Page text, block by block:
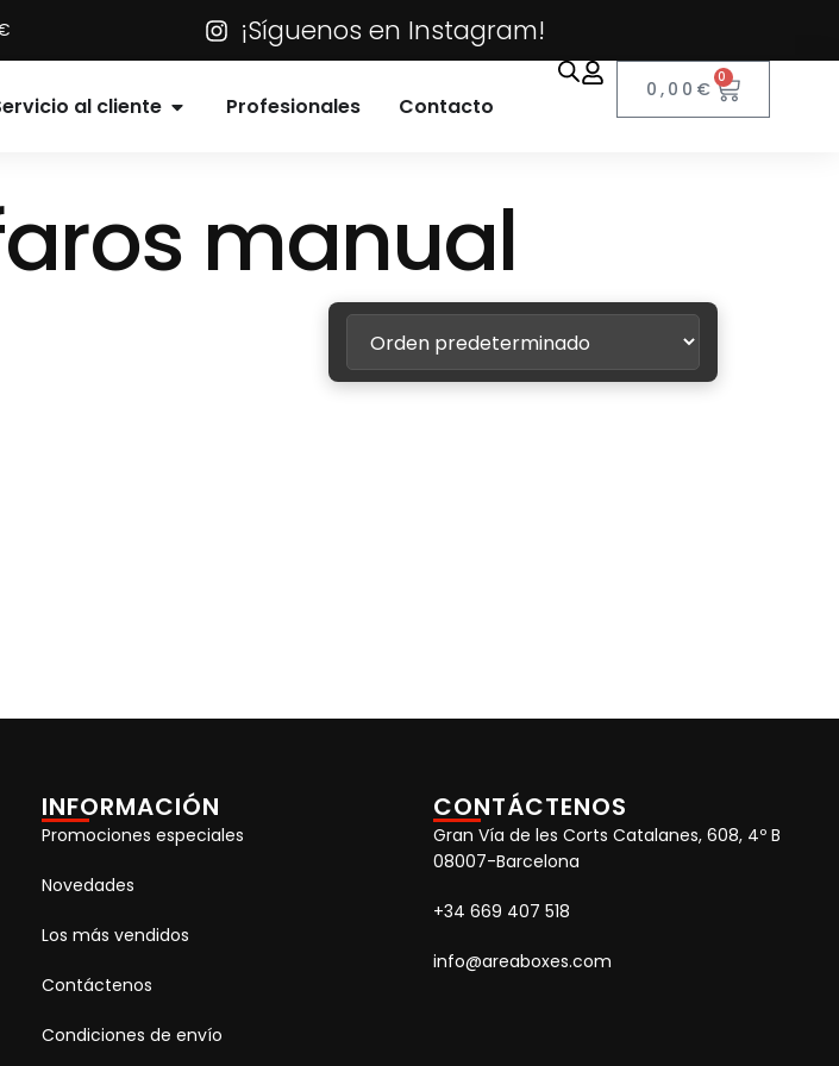
¡Síguenos en Instagram!
al cliente Profesionales Contacto
0,00 €
0
manual
INFORMACIÓN
Promociones especiales
Novedades
Los más vendidos
Contáctenos
Condiciones de envío
CONTÁCTENOS
Gran Vía de les Corts Catalanes, 608, 4º B
08007-Barcelona
+34 669 407 518
info@areaboxes.com